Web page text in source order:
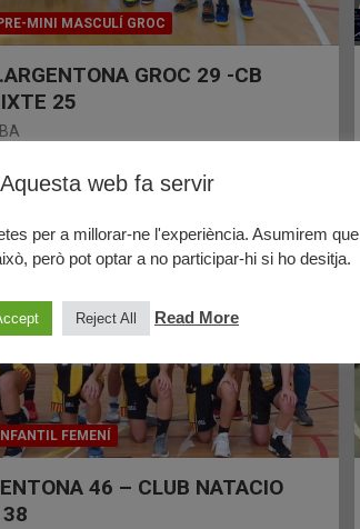
MINI MASCULÍ GROC
GROC 29 -CB
25
INFANTIL FEMENÍ
46 – CLUB NATACIO
38
Aquesta web fa servir
per a millorar-ne l'experiència. Asumirem que
però pot optar a no participar-hi si ho desitja.
Reject All Read More